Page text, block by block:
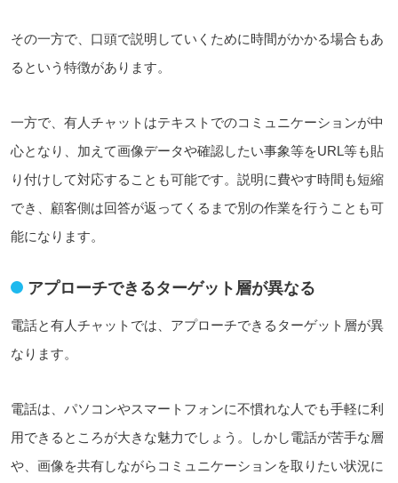
その一方で、口頭で説明していくために時間がかかる場合もあ
るという特徴があります。
一方で、有人チャットはテキストでのコミュニケーションが中
心となり、加えて画像データや確認したい事象等をURL等も貼
り付けして対応することも可能です。説明に費やす時間も短縮
でき、顧客側は回答が返ってくるまで別の作業を行うことも可
能になります。
アプローチできるターゲット層が異なる
電話と有人チャットでは、アプローチできるターゲット層が異
なります。
電話は、パソコンやスマートフォンに不慣れな人でも手軽に利
用できるところが大きな魅力でしょう。しかし電話が苦手な層
や、画像を共有しながら コミュニケーションを取りたい状況に